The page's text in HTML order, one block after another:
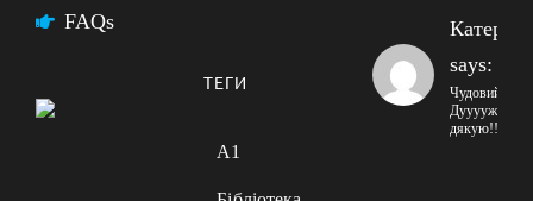
FAQs
ТЕГИ
A1
says:
Чудовий
Дууууже
дякую!!!